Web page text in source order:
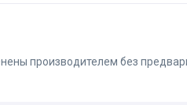
производителем без